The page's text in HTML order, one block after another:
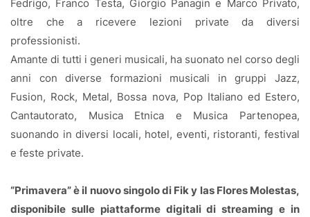
Fedrigo, Franco Testa, Giorgio Panagin e Marco Privato,
oltre che a ricevere lezioni private da diversi
professionisti.
Amante di tutti i generi musicali, ha suonato nel corso degli
anni con diverse formazioni musicali in gruppi Jazz,
Fusion, Rock, Metal, Bossa nova, Pop Italiano ed Estero,
Cantautorato, Musica Etnica e Musica Partenopea,
suonando in diversi locali, hotel, eventi, ristoranti, festival
e feste private.
“Primavera” è il nuovo singolo di Fik y las Flores Molestas,
disponibile sulle piattaforme digitali di streaming e in